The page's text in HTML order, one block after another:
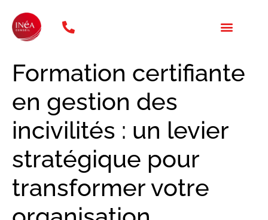
Formation certifiante
en gestion des
incivilités : un levier
stratégique pour
transformer votre